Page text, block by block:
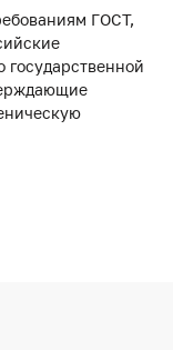
ГОСТ,
государственной